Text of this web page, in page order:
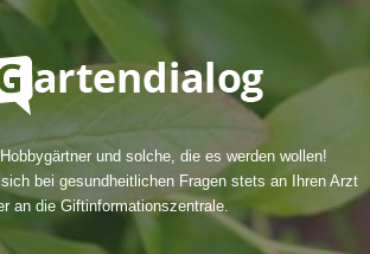
und solche, die es werden wollen!
bei gesundheitlichen Fragen stets an Ihren Arzt
an die Giftinformationszentrale.